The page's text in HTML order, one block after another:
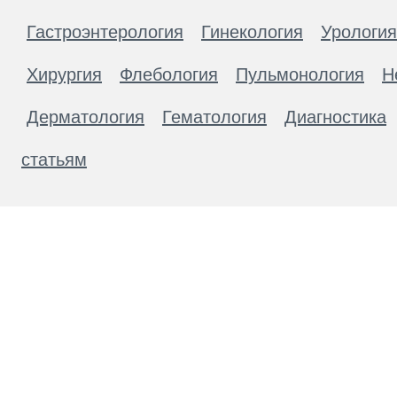
Гастроэнтерология Гинекология Урология
Хирургия Флебология Пульмонология
Дерматология Гематология Диагностика
статьям